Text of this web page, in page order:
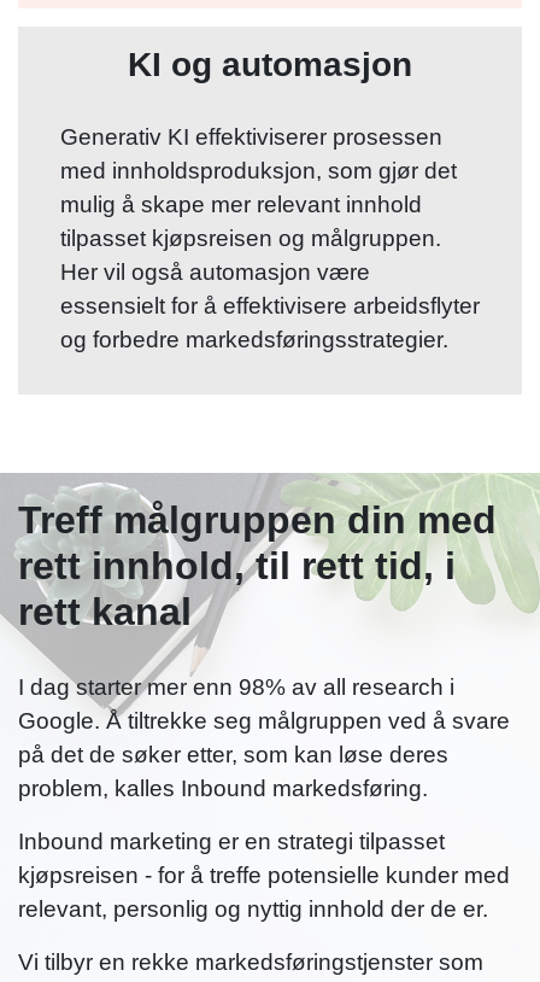
KI og automasjon
Generativ KI effektiviserer prosessen
med innholdsproduksjon, som gjør det
mulig å skape mer relevant innhold
tilpasset kjøpsreisen og målgruppen.
Her vil også automasjon være
essensielt for å effektivisere arbeidsflyter
og forbedre markedsføringsstrategier.
Treff målgruppen din med
rett innhold, til rett tid, i
rett kanal
I dag starter mer enn 98% av all research i
Google. Å tiltrekke seg målgruppen ved å svare
på det de søker etter, som kan løse deres
problem, kalles Inbound markedsføring.
Inbound marketing er en strategi tilpasset
kjøpsreisen - for å treffe potensielle kunder med
relevant, personlig og nyttig innhold der de er.
Vi tilbyr en rekke markedsføringstjenster som